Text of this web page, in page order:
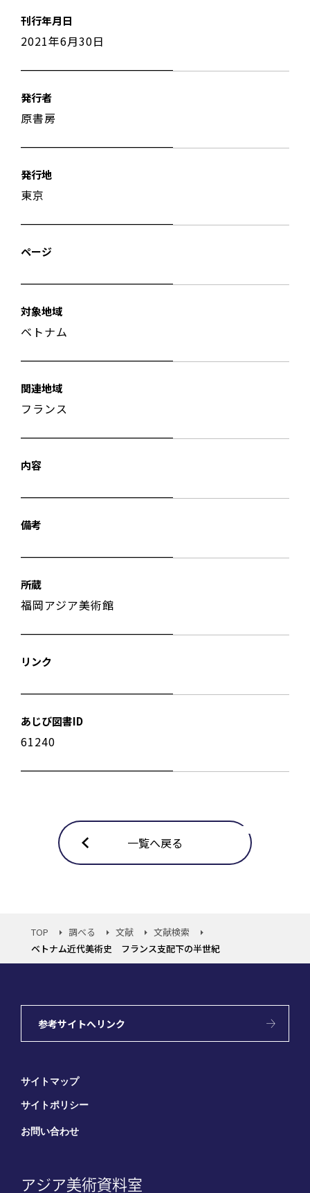
刊行年月日
2021年6月30日
発行者
原書房
発行地
東京
ページ
対象地域
ベトナム
関連地域
フランス
内容
備考
所蔵
福岡アジア美術館
リンク
あじび図書ID
61240
一覧へ戻る
TOP 調べる 文献
文献検索
ベトナム近代美術史 フランス支配下の半世紀
参考サイトへリンク
サイトマップ
サイトポリシー
お問い合わせ
アジア美術資料室